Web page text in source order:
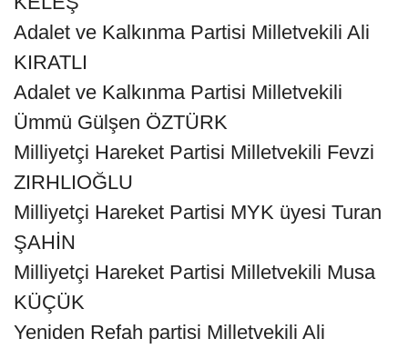
Adalet ve Kalkınma Partisi Milletvekili Ali
KIRATLI
Adalet ve Kalkınma Partisi Milletvekili
Ümmü Gülşen ÖZTÜRK
Milliyetçi Hareket Partisi Milletvekili Fevzi
ZIRHLIOĞLU
Milliyetçi Hareket Partisi MYK üyesi Turan
ŞAHİN
Milliyetçi Hareket Partisi Milletvekili Musa
KÜÇÜK
Yeniden Refah partisi Milletvekili Ali